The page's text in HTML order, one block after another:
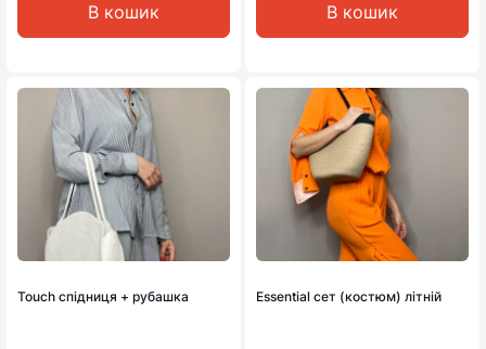
В кошик В кошик
Touch спідниця + рубашка Essential сет (костюм) літній